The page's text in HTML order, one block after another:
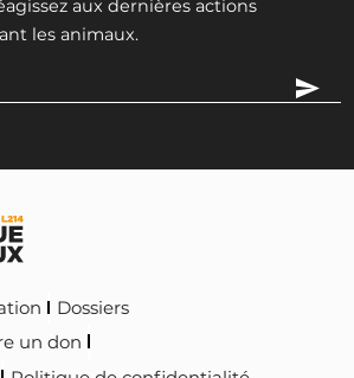
aux dernières actions
les animaux.
Dossiers
un don